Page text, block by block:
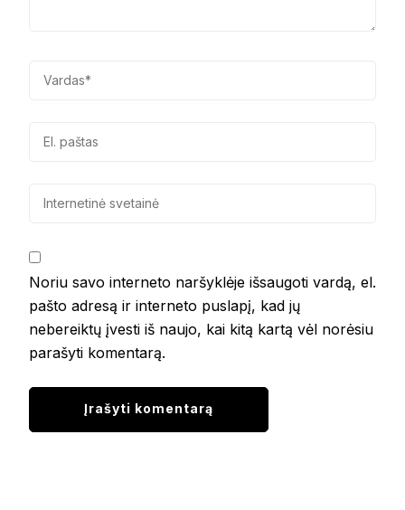
Noriu savo interneto naršyklėje išsaugoti vardą, el.
pašto adresą ir interneto puslapį, kad jų
nebereiktų įvesti iš naujo, kai kitą kartą vėl norėsiu
parašyti komentarą.